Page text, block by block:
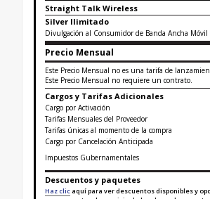
Straight Talk Wireless
Silver Ilimitado
Divulgación al Consumidor de Banda Ancha Móvil
Precio Mensual
Este Precio Mensual no es una tarifa de
Este Precio Mensual no requiere un contrato.
Cargos y Tarifas Adicionales
Cargo por Activación
Tarifas Mensuales del Proveedor
Tarifas únicas al momento de la compra
Cargo por Cancelación Anticipada
Impuestos Gubernamentales
Descuentos y paquetes
Haz clic aquí para ver descuentos disponibles y